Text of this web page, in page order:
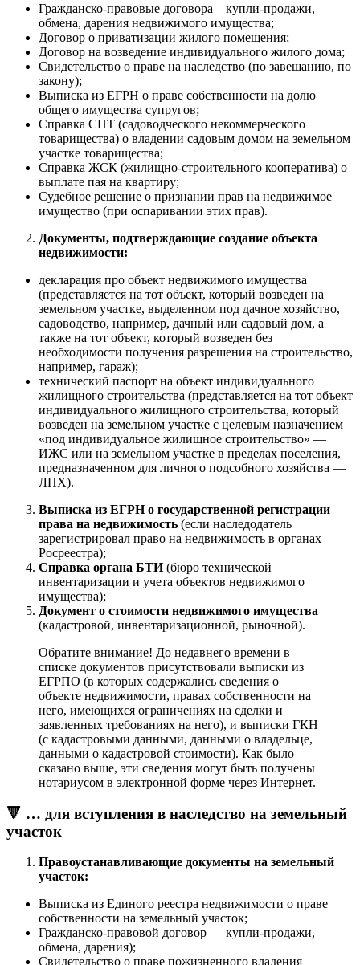
Гражданско-правовые договора – купли-продажи,
обмена, дарения недвижимого имущества;
Договор о приватизации жилого помещения;
Договор на возведение индивидуального жилого дома;
Свидетельство о праве на наследство (по завещанию, по
закону);
Выписка из ЕГРН о праве собственности на долю
общего имущества супругов;
Справка СНТ (садоводческого некоммерческого
товарищества) о владении садовым домом на земельном
участке товарищества;
Справка ЖСК (жилищно-строительного кооператива) о
выплате пая на квартиру;
Судебное решение о признании прав на недвижимое
имущество (при оспаривании этих прав).
Документы, подтверждающие создание объекта
недвижимости:
декларация про объект недвижимого имущества
(представляется на тот объект, который возведен на
земельном участке, выделенном под дачное хозяйство,
садоводство, например, дачный или садовый дом, а
также на тот объект, который возведен без
необходимости получения разрешения на строительство,
например, гараж);
технический паспорт на объект индивидуального
жилищного строительства (представляется на тот объект
индивидуального жилищного строительства, который
возведен на земельном участке с целевым назначением
«под индивидуальное жилищное строительство» —
ИЖС или на земельном участке в пределах поселения,
предназначенном для личного подсобного хозяйства —
ЛПХ).
Выписка из ЕГРН о государственной регистрации
права на недвижимость (если наследодатель
зарегистрировал право на недвижимость в органах
Росреестра);
Справка органа БТИ(бюро технической
инвентаризации и учета объектов недвижимого
имущества);
Документ о стоимости недвижимого имущества
(кадастровой, инвентаризационной, рыночной).
Обратите внимание! До недавнего времени в
списке документов присутствовали выписки из
ЕГРПО (в которых содержались сведения о
объекте недвижимости, правах собственности на
него, имеющихся ограничениях на сделки и
заявленных требованиях на него), и выписки ГКН
(с кадастровыми данными, данными о владельце,
данными о кадастровой стоимости). Как было
сказано выше, эти сведения могут быть получены
нотариусом в электронной форме через Интернет.
🔻 … для вступления в наследство на земельный
участок
Правоустанавливающие документы на земельный
участок:
Выписка из Единого реестра недвижимости о праве
собственности на земельный участок;
Гражданско-правовой договор — купли-продажи,
обмена, дарения);
Свидетельство о праве пожизненного владения